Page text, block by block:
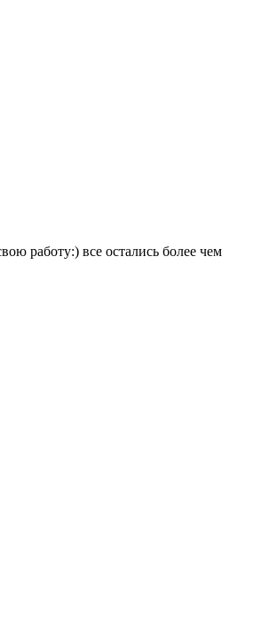
работу:) все остались более чем